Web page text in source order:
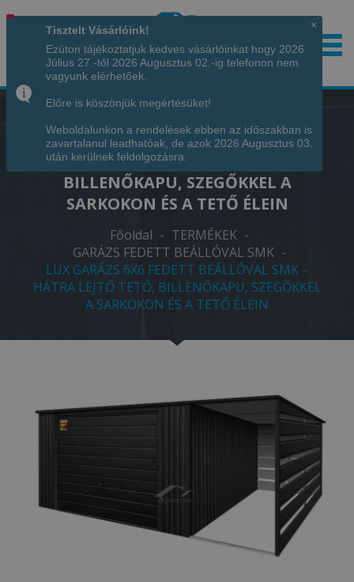
Hívjon minket!+36 70 7342034
LUX GARÁZS 6X6 FEDETT BEÁLLÓVAL
SMK – HÁTRA LEJTŐ TETŐ,
BILLENŐKAPU, SZEGŐKKEL A
SARKOKON ÉS A TETŐ ÉLEIN
Főoldal - TERMÉKEK -
GARÁZS FEDETT BEÁLLÓVAL SMK -
LUX GARÁZS 6X6 FEDETT BEÁLLÓVAL SMK –
HÁTRA LEJTŐ TETŐ, BILLENŐKAPU, SZEGŐKKEL
A SARKOKON ÉS A TETŐ ÉLEIN
×
Tisztelt Vásárlóink!
Ezúton tájékoztatjuk kedves vásárlóinkat hogy 2026
Július 27.-től 2026 Augusztus 02.-ig telefonon nem
vagyunk elérhetőek.
Előre is köszönjük megértésüket!
Weboldalunkon a rendelések ebben az időszakban is
zavartalanul leadhatóak, de azok 2026 Augusztus 03.
után kerülnek feldolgozásra.